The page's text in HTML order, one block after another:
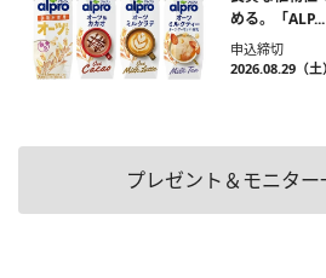
める。「ALP...
申込締切
2026.08.29（
プレゼント＆モニター